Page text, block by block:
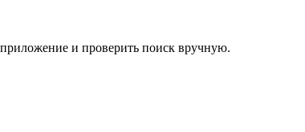
и проверить поиск вручную.